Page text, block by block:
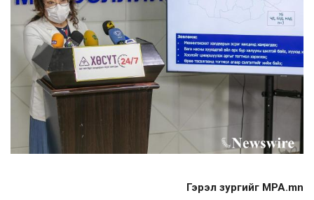
Гэрэл зургийг MPA.mn